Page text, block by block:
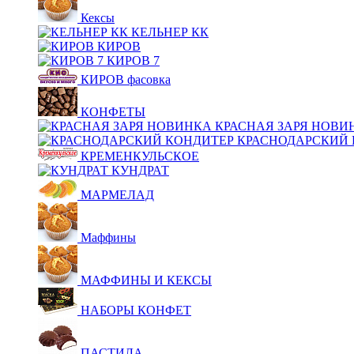
Кексы
КЕЛЬНЕР КК
КИРОВ
КИРОВ 7
КИРОВ фасовка
КОНФЕТЫ
КРАСНАЯ ЗАРЯ
КРАСНОДАРСКИЙ
КРЕМЕНКУЛЬСКОЕ
КУНДРАТ
МАРМЕЛАД
Маффины
МАФФИНЫ И КЕКСЫ
НАБОРЫ КОНФЕТ